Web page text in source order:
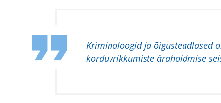
Kriminoloogid ja õigusteadlased
korduvrikkumiste ärahoidmise